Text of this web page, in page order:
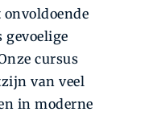
cursus
van veel
in moderne